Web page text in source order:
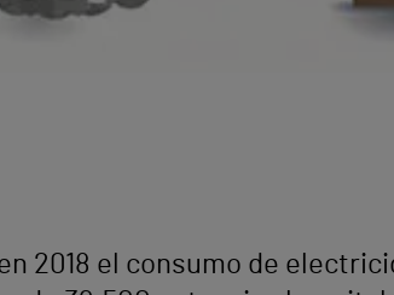
2018 el consumo de